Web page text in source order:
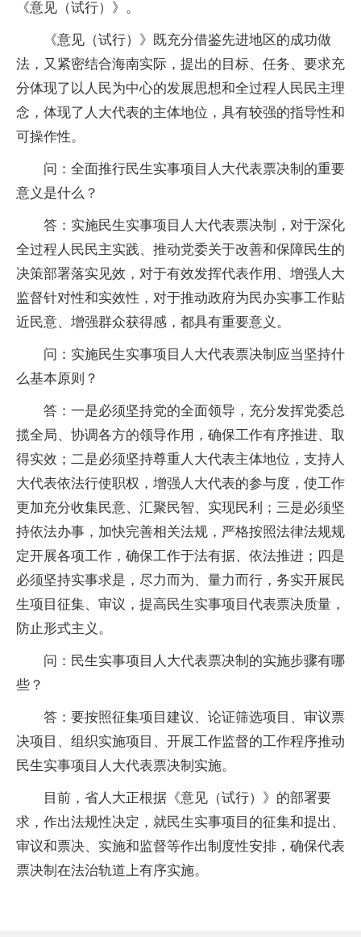
《意见（试行）》。
《意见（试行）》既充分借鉴先进地区的成功做
法，又紧密结合海南实际，提出的目标、任务、要求充
分体现了以人民为中心的发展思想和全过程人民民主理
念，体现了人大代表的主体地位，具有较强的指导性和
可操作性。
问：全面推行民生实事项目人大代表票决制的重要
意义是什么？
答：实施民生实事项目人大代表票决制，对于深化
全过程人民民主实践、推动党委关于改善和保障民生的
决策部署落实见效，对于有效发挥代表作用、增强人大
监督针对性和实效性，对于推动政府为民办实事工作贴
近民意、增强群众获得感，都具有重要意义。
问：实施民生实事项目人大代表票决制应当坚持什
么基本原则？
答：一是必须坚持党的全面领导，充分发挥党委总
揽全局、协调各方的领导作用，确保工作有序推进、取
得实效；二是必须坚持尊重人大代表主体地位，支持人
大代表依法行使职权，增强人大代表的参与度，使工作
更加充分收集民意、汇聚民智、实现民利；三是必须坚
持依法办事，加快完善相关法规，严格按照法律法规规
定开展各项工作，确保工作于法有据、依法推进；四是
必须坚持实事求是，尽力而为、量力而行，务实开展民
生项目征集、审议，提高民生实事项目代表票决质量，
防止形式主义。
问：民生实事项目人大代表票决制的实施步骤有哪
些？
答：要按照征集项目建议、论证筛选项目、审议票
决项目、组织实施项目、开展工作监督的工作程序推动
民生实事项目人大代表票决制实施。
目前，省人大正根据《意见（试行）》的部署要
求，作出法规性决定，就民生实事项目的征集和提出、
审议和票决、实施和监督等作出制度性安排，确保代表
票决制在法治轨道上有序实施。